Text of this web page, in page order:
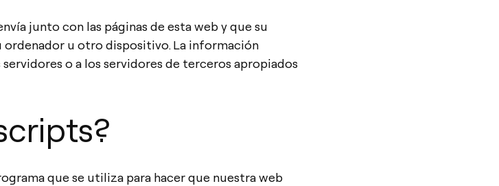
junto con las páginas de esta web y que su
ordenador u otro dispositivo. La información
o a los servidores de terceros apropiados
que se utiliza para hacer que nuestra web